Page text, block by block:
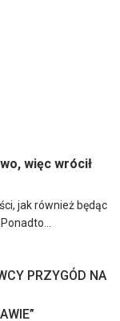
więc wrócił
jak również będąc
PRZYGÓD NA
”